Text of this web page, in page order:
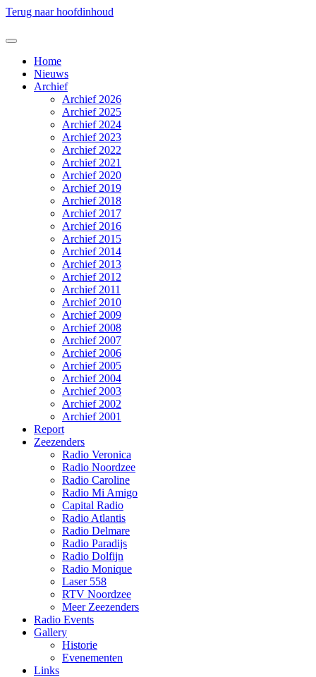
Terug naar hoofdinhoud
Home
Nieuws
Archief
Archief 2026
Archief 2025
Archief 2024
Archief 2023
Archief 2022
Archief 2021
Archief 2020
Archief 2019
Archief 2018
Archief 2017
Archief 2016
Archief 2015
Archief 2014
Archief 2013
Archief 2012
Archief 2011
Archief 2010
Archief 2009
Archief 2008
Archief 2007
Archief 2006
Archief 2005
Archief 2004
Archief 2003
Archief 2002
Archief 2001
Report
Zeezenders
Radio Veronica
Radio Noordzee
Radio Caroline
Radio Mi Amigo
Capital Radio
Radio Atlantis
Radio Delmare
Radio Paradijs
Radio Dolfijn
Radio Monique
Laser 558
RTV Noordzee
Meer Zeezenders
Radio Events
Gallery
Historie
Evenementen
Links